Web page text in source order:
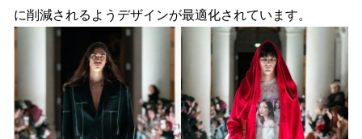
に削減されるようデザインが最適化されています。